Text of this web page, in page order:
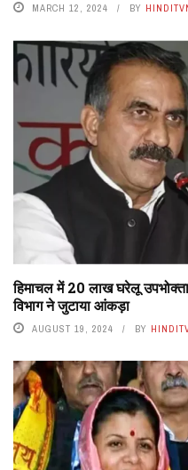
MARCH 12, 2024 BY
हिमाचल में 20 लाख घरेलू
विभाग ने जुटाया आंकड़ा
AUGUST 19, 2024 BY